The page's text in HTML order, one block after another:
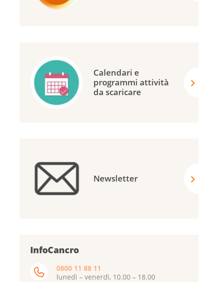
Calendari e
programmi attività
da scaricare
Newsletter
InfoCancro
0800 11 88 11
lunedì – venerdì, 10.00 – 18.00